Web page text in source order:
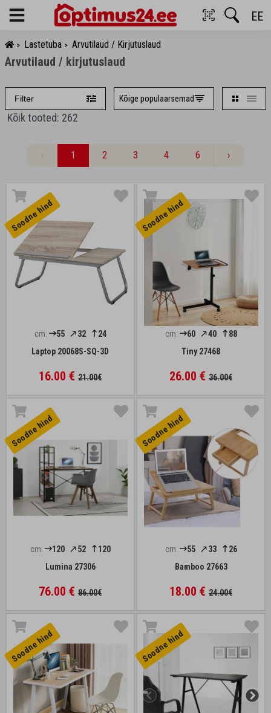
Menu EE
> Lastetuba > Arvutilaud / Kirjutuslaud
Arvutilaud / kirjutuslaud
Filter Kõige populaarsemad
Kõik tooted: 262
‹ 1 2 3 4 6 ›
Soodne hind
cm: 55 32
24
Laptop 20068S-SQ-3D
16.00 € 21.00€
Soodne hind
cm: 60 40
88
Tiny 27468
26.00 € 36.00€
Soodne hind
cm: 120 52
120
Lumina 27306
76.00 € 86.00€
Soodne hind
cm: 55 33
26
Bamboo 27663
18.00 € 24.00€
Soodne hind Soodne hind